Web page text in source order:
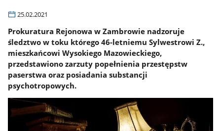
25.02.2021
Prokuratura Rejonowa w Zambrowie nadzoruje
śledztwo w toku którego 46-letniemu Sylwestrowi Z.,
mieszkańcowi Wysokiego Mazowieckiego,
przedstawiono zarzuty popełnienia przestępstw
paserstwa oraz posiadania substancji
psychotropowych.